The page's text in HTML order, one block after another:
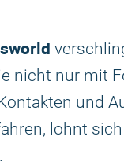
nicht nur mit
und
lohnt